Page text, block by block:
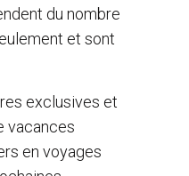
du nombre
et sont
exclusives et
vacances
en voyages